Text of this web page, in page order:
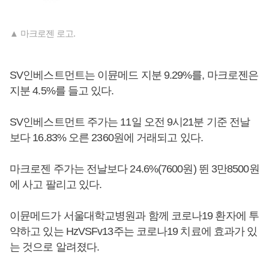
▲ 마크로젠 로고.
SV인베스트먼트는 이뮨메드 지분 9.29%를, 마크로젠은
지분 4.5%를 들고 있다.
SV인베스트먼트 주가는 11일 오전 9시21분 기준 전날
보다 16.83% 오른 2360원에 거래되고 있다.
마크로젠 주가는 전날보다 24.6%(7600원) 뛴 3만8500원
에 사고 팔리고 있다.
이뮨메드가 서울대학교병원과 함께 코로나19 환자에 투
약하고 있는 HzVSFv13주는 코로나19 치료에 효과가 있
는 것으로 알려졌다.